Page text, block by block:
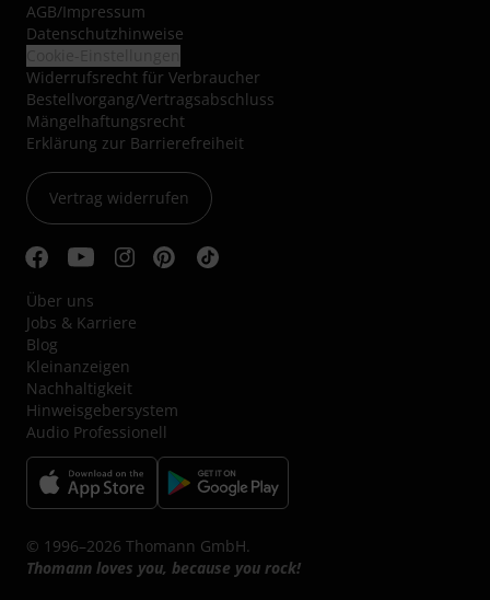
AGB/Impressum
Datenschutzhinweise
Widerrufsrecht für Verbraucher
Bestellvorgang/Vertragsabschluss
Mängelhaftungsrecht
Erklärung zur Barrierefreiheit
Vertrag widerrufen
Über uns
Jobs & Karriere
Blog
Kleinanzeigen
Nachhaltigkeit
Hinweisgebersystem
Audio Professionell
© 1996–2026 Thomann GmbH.
Thomann loves you, because you rock!